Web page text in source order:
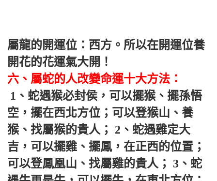
屬龍的開運位：西方。所以在開運位養
開花的花運氣大開！
六、屬蛇的人改變命運十大方法：
空，擺在西北方位；可以登猴山、養
猴、找屬猴的貴人； 2、蛇遇雞定大
吉，可以擺雞、擺鳳，在正西的位置；
可以登鳳凰山、找屬雞的貴人； 3、蛇